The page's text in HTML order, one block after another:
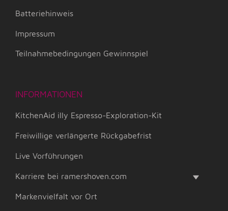
Batteriehinweis
Impressum
Teilnahmebedingungen Gewinnspiel
INFORMATIONEN
KitchenAid illy Espresso-Exploration-Kit
Freiwillige verlängerte Rückgabefrist
Live Vorführungen
Karriere bei ramershoven.com
Markenvielfalt vor Ort